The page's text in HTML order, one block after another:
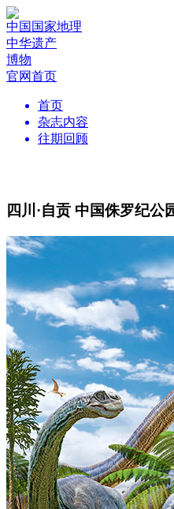
中国国家地理
中华遗产
博物
官网首页
首页
杂志内容
往期回顾
四川·自贡 中国侏罗纪公